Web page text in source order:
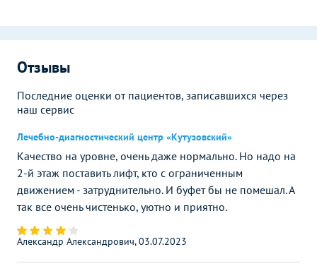
Отзывы
Последние оценки от пациентов, записавшихся через
наш сервис
Лечебно-диагностический центр «Кутузовский»
Качество на уровне, очень даже нормально. Но надо на
2-й этаж поставить лифт, кто с ограниченным
движением - затруднительно. И буфет бы не помешал. А
так все очень чистенько, уютно и приятно.
Александр Александрович, 03.07.2023